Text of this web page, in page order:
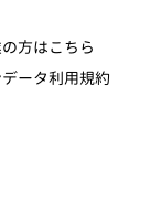
方はこちら
ータ利用規約